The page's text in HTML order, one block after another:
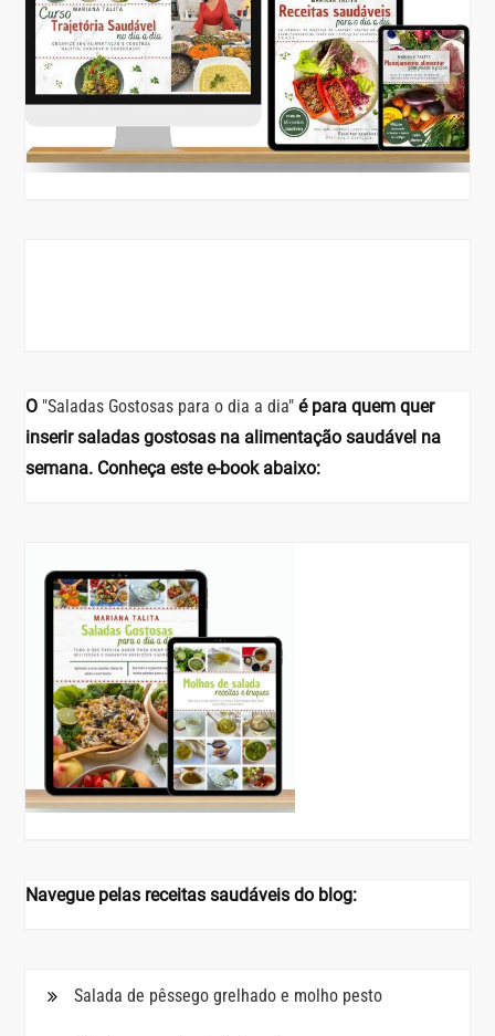
O "Saladas Gostosas para o dia a dia" é para quem quer
inserir saladas gostosas na alimentação saudável na
semana. Conheça este e-book abaixo:
Navegue pelas receitas saudáveis do blog:
Salada de pêssego grelhado e molho pesto